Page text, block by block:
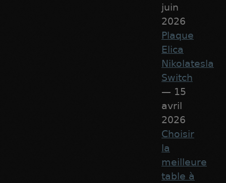
juin
2026
Plaque
Elica
Nikolatesla
Switch
— 15
avril
2026
Choisir
la
meilleure
table à